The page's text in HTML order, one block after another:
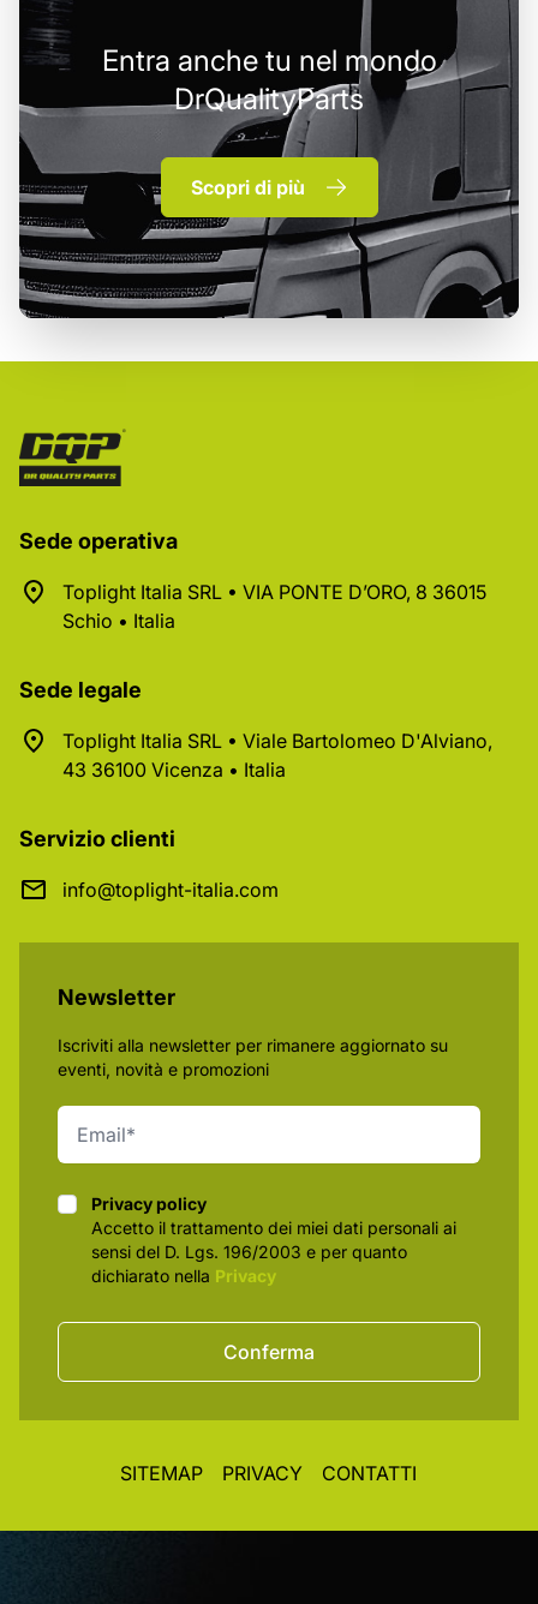
Entra anche tu nel mondo
DrQualityParts
Scopri di più
Sede operativa
Toplight Italia SRL • VIA PONTE D’ORO, 8 36015
Schio • Italia
Sede legale
Toplight Italia SRL • Viale Bartolomeo D'Alviano,
43 36100 Vicenza • Italia
Servizio clienti
info@toplight-italia.com
Newsletter
Iscriviti alla newsletter per rimanere aggiornato su
eventi, novità e promozioni
Privacy policy
Privacy policy
Accetto il trattamento dei miei dati personali ai
sensi del D. Lgs. 196/2003 e per quanto
dichiarato nella Privacy
Conferma
SITEMAP PRIVACY CONTATTI